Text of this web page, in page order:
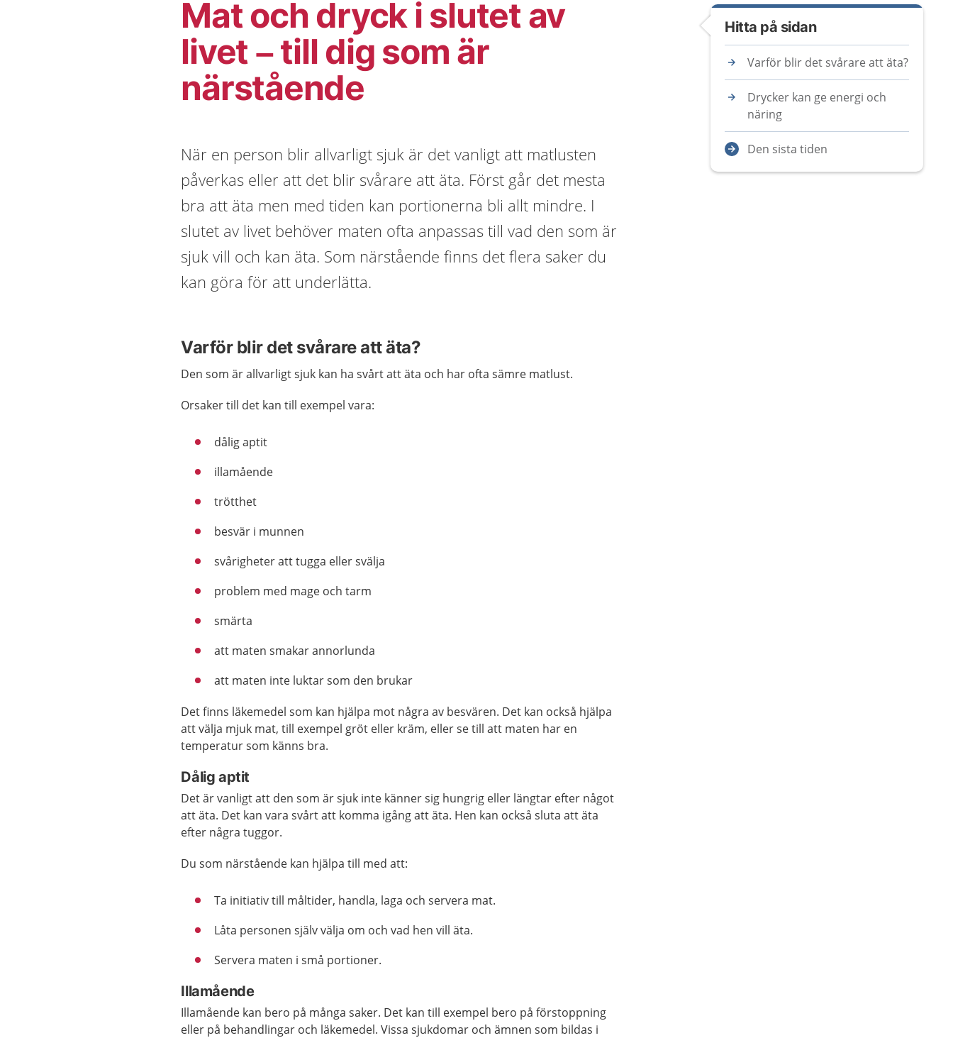
Mat och dryck i slutet av
livet – till dig som är
närstående
När en person blir allvarligt sjuk är det vanligt att matlusten
påverkas eller att det blir svårare att äta. Först går det mesta
bra att äta men med tiden kan portionerna bli allt mindre. I
slutet av livet behöver maten ofta anpassas till vad den som är
sjuk vill och kan äta. Som närstående finns det flera saker du
kan göra för att underlätta.
Varför blir det svårare att äta?
Den som är allvarligt sjuk kan ha svårt att äta och har ofta sämre matlust.
Orsaker till det kan till exempel vara:
dålig aptit
illamående
trötthet
besvär i munnen
svårigheter att tugga eller svälja
problem med mage och tarm
smärta
att maten smakar annorlunda
att maten inte luktar som den brukar
Det finns läkemedel som kan hjälpa mot några av besvären. Det kan också hjälpa
att välja mjuk mat, till exempel gröt eller kräm, eller se till att maten har en
temperatur som känns bra.
Dålig aptit
Det är vanligt att den som är sjuk inte känner sig hungrig eller längtar efter något
att äta. Det kan vara svårt att komma igång att äta. Hen kan också sluta att äta
efter några tuggor.
Du som närstående kan hjälpa till med att:
Ta initiativ till måltider, handla, laga och servera mat.
Låta personen själv välja om och vad hen vill äta.
Servera maten i små portioner.
Illamående
Illamående kan bero på många saker. Det kan till exempel bero på förstoppning
eller på behandlingar och läkemedel. Vissa sjukdomar och ämnen som bildas i
Hitta på sidan
Varför blir det svårare att äta?
Drycker kan ge energi och
näring
Den sista tiden